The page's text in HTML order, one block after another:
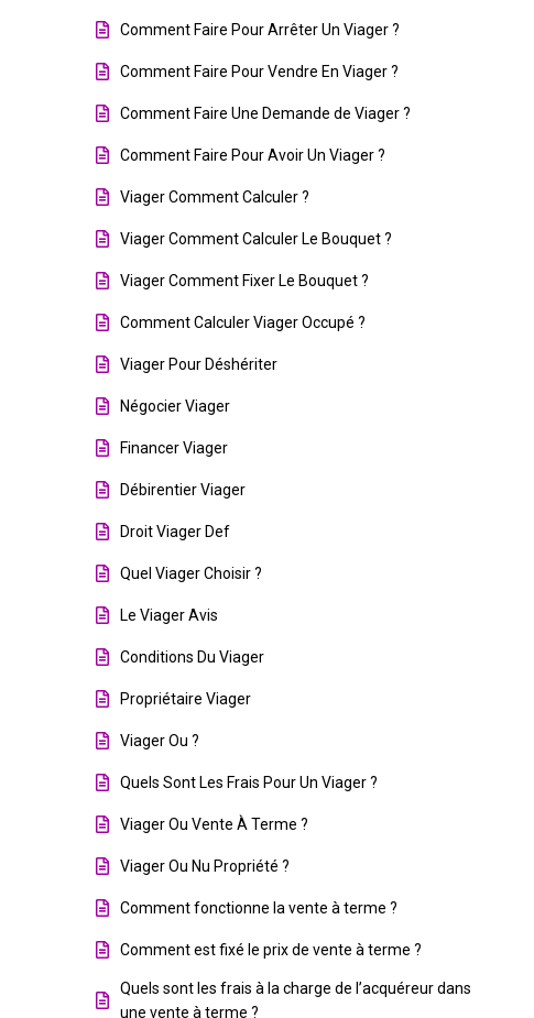
Comment Faire Pour Arrêter Un Viager ?
Comment Faire Pour Vendre En Viager ?
Comment Faire Une Demande de Viager ?
Comment Faire Pour Avoir Un Viager ?
Viager Comment Calculer ?
Viager Comment Calculer Le Bouquet ?
Viager Comment Fixer Le Bouquet ?
Comment Calculer Viager Occupé ?
Viager Pour Déshériter
Négocier Viager
Financer Viager
Débirentier Viager
Droit Viager Def
Quel Viager Choisir ?
Le Viager Avis
Conditions Du Viager
Propriétaire Viager
Viager Ou ?
Quels Sont Les Frais Pour Un Viager ?
Viager Ou Vente À Terme ?
Viager Ou Nu Propriété ?
Comment fonctionne la vente à terme ?
Comment est fixé le prix de vente à terme ?
Quels sont les frais à la charge de l’acquéreur dans
une vente à terme ?